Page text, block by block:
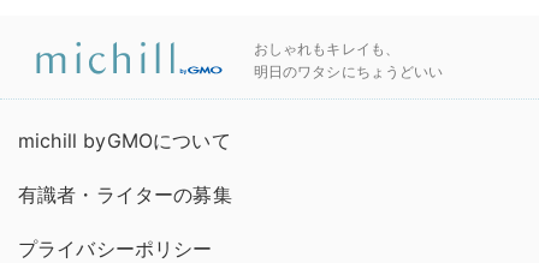
おしゃれもキレイも、
明日のワタシにちょうどいい
michill byGMOについて
有識者・ライターの募集
プライバシーポリシー